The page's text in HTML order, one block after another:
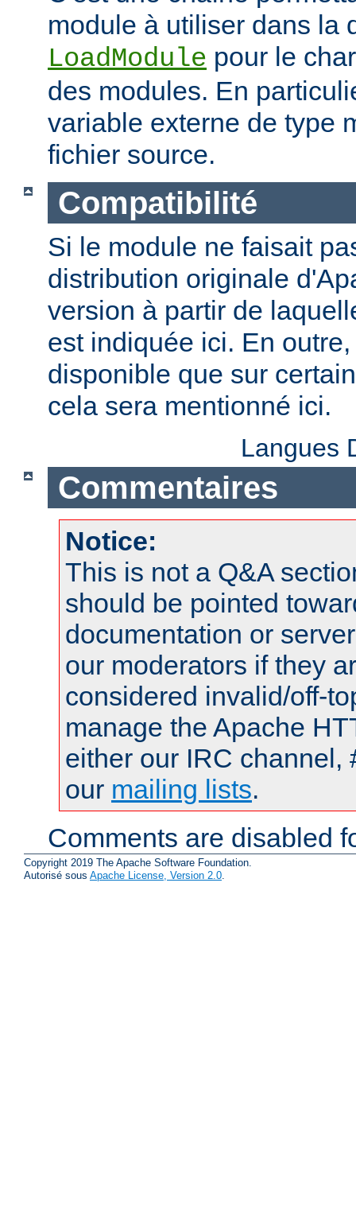
module à utiliser dans la
LoadModule pour le
des modules. En
variable externe de type
fichier source.
Compatibilité
Si le module ne faisait
distribution originale
version à partir de
est indiquée ici. En
disponible que sur
cela sera mentionné ici.
Langues
Commentaires
Notice:
This is not a Q&A
should be pointed
documentation or
our moderators if they
considered invalid/off-
manage the Apache
either our IRC channel,
our mailing lists.
Comments are disabled
Copyright 2019 The Apache Software Foundation.
Autorisé sous Apache License, Version 2.0.